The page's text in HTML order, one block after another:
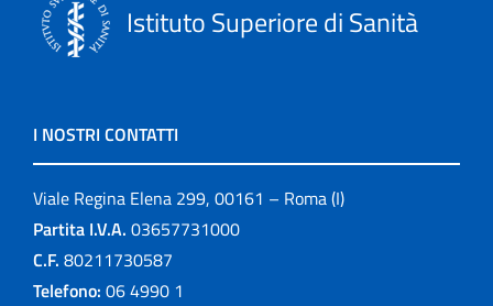
Istituto Superiore di Sanità
I NOSTRI CONTATTI
Viale Regina Elena 299, 00161 – Roma (I)
Partita I.V.A. 03657731000
C.F. 80211730587
Telefono: 06 4990 1